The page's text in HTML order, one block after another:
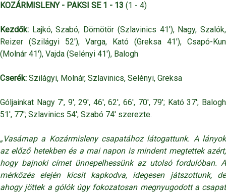
KOZÁRMISLENY - PAKSI SE 1 - 13 (1 - 4)
Kezdők: Lajkó, Szabó, Dömötör (Szlavinics 41'), Nagy, Szalók,
Reizer (Szilágyi 52'), Varga, Kató (Greksa 41'), Csapó-Kun
(Molnár 41'), Vajda (Selényi 41'), Balogh
Cserék: Szilágyi, Molnár, Szlavinics, Selényi, Greksa
Góljainkat Nagy 7', 9', 29', 46', 62', 66', 70', 79'; Kató 37'; Balogh
51', 77'; Szlavinics 54'; Szabó 74' szerezte.
„Vasárnap a Kozármisleny csapatához látogattunk. A lányok
az előző hetekben és a mai napon is mindent megtettek azért,
hogy bajnoki címet ünnepelhessünk az utolsó fordulóban. A
mérkőzés elején kicsit kapkodva, idegesen játszottunk, de
ahogy jöttek a gólók úgy fokozatosan megnyugodott a csapat